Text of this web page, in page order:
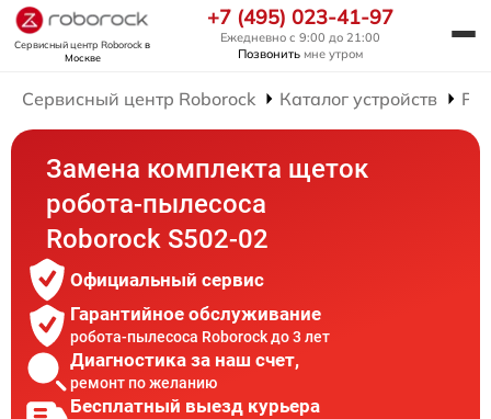
Сервисный центр Roborockв
Москве
+7 (495) 023-41-97
Ежедневно с 9:00 до 21:00
Позвонить мне утром
Сервисный центр Roborock Каталог устройств
Замена комплекта щеток
робота-пылесоса
Roborock S502-02
Официальный сервис
Гарантийное обслуживание
робота-пылесоса Roborock до 3 лет
Диагностика за наш счет,
ремонт по желанию
Бесплатный выезд курьера